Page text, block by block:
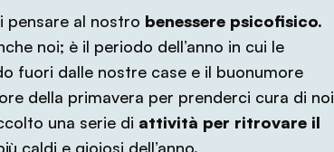
pensare al nostro benessere psicofisico.
noi; è il periodo dell’anno in cui le
fuori dalle nostre case e il buonumore
della primavera per prenderci cura di noi
una serie di attività per ritrovare il
caldi e gioiosi dell’anno.